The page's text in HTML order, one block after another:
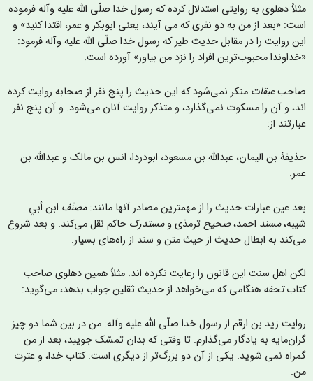
دهلوی به روایتی استدلال کرده که رسول خدا صلّی الله علیه وآله فرموده
«بعد از من به دو نفری که می آیند، یعنی ابوبکر و عمر، اقتدا کنید» و
روایت را در مقابل حدیث طیر که رسول خدا صلّی الله علیه وآله فرمود:
محبوب‌ترین افراد را نزد من بیاور» آورده است.
عبقاتمنکر نمی‌شود که این حدیث را پنج نفر از صحابه روایت کرده
و آن را مسکوت نمی‌گذارد، و متذکر روایت آنان می‌شود. و آن پنج نفر
از:
بن اليمان، عبدالله بن مسعود، ابودردا، انس بن مالک و عبدالله بن
عین عبارات حدیث را از مهمترین مصادر آنها مانند:مصنّفابن أبي
مسنداحمد،صحیحترمذی و مستدرکحاکم نقل می‌کند. و بعد شروع
به ابطال حديث از حیث متن و سند از راه‌های بسیار.
اهل سنت این قانون را رعایت نکرده اند. مثلاً همین دهلوی صاحب
تحفههنگامی که می‌خواهد از حدیث ثقلین جواب بدهد، می‌گوید:
زید بن ارقم از رسول خدا صلّی الله علیه وآله: من در بین شما دو چیز
به یادگار می‌گذارم. تا وقتی که بدان تمسّک جویید، بعد از من
نمی شوید. یکی از آن دو بزرگ‌تر از دیگری است: کتاب خدا، و عترت